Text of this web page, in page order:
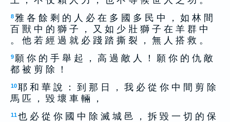
8雅 各 餘 剩 的 人 必 在 多 國 多 民 中 ， 如 林 間
百 獸 中 的 獅 子 ， 又 如 少 壯 獅 子 在 羊 群 中
。 他 若 經 過 就 必 踐 踏 撕 裂 ， 無 人 搭 救 。
9 願 你 的 手 舉 起 ， 高 過 敵 人 ！ 願 你 的 仇 敵
都 被 剪 除 ！
10耶 和 華 說 ： 到 那 日 ， 我 必 從 你 中 間 剪 除
馬 匹 ， 毀 壞 車 輛 ，
11也 必 從 你 國 中 除 滅 城 邑 ， 拆 毀 一 切 的 保